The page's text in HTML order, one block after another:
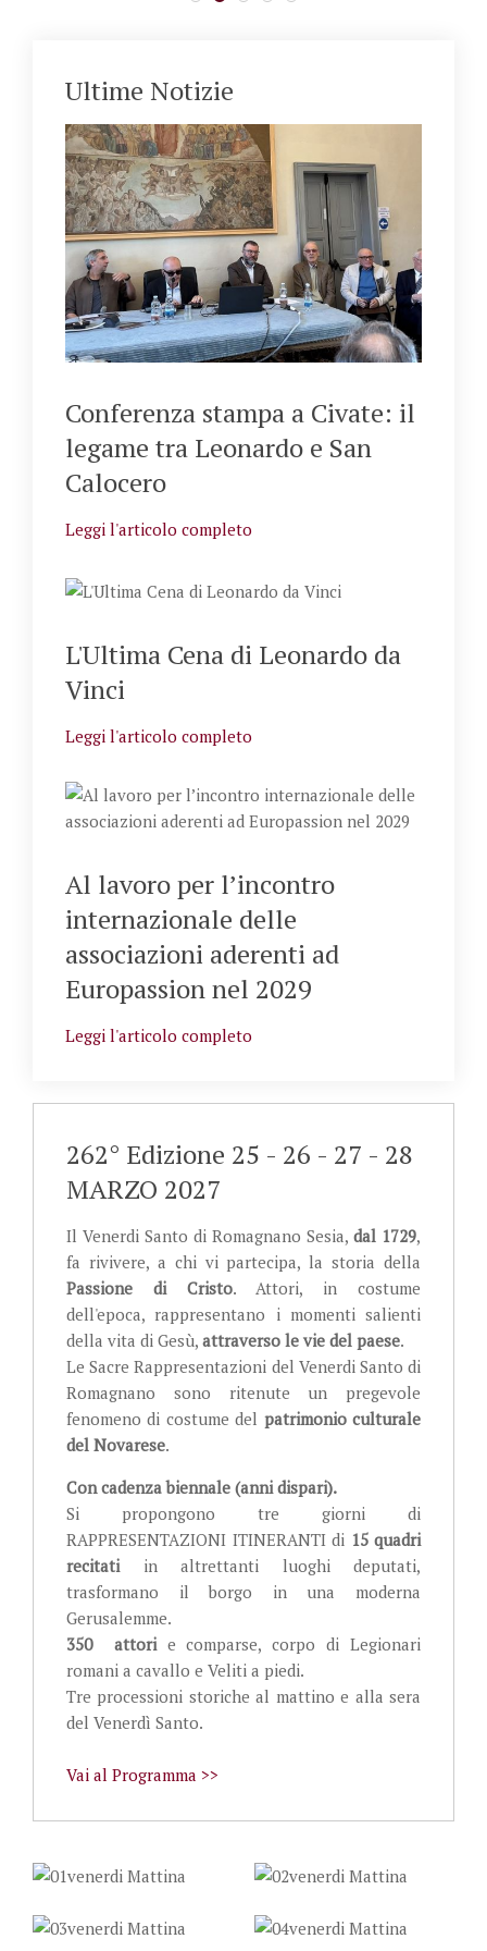
Ultime Notizie
Conferenza stampa a Civate: il
legame tra Leonardo e San
Calocero
Leggi l'articolo completo
L'Ultima Cena di Leonardo da
Vinci
Leggi l'articolo completo
Al lavoro per l’incontro
internazionale delle
associazioni aderenti ad
Europassion nel 2029
Leggi l'articolo completo
262° Edizione 25 - 26 - 27 - 28
MARZO 2027
Il Venerdi Santo di Romagnano Sesia, dal 1729,
fa rivivere, a chi vi partecipa, la storia della
Passione di Cristo. Attori, in costume
dell'epoca, rappresentano i momenti salienti
della vita di Gesù, attraverso le vie del paese.
Le Sacre Rappresentazioni del Venerdi Santo di
Romagnano sono ritenute un pregevole
fenomeno di costume del patrimonio culturale
del Novarese.
Con cadenza biennale (anni dispari).
Si propongono tre giorni di
RAPPRESENTAZIONI ITINERANTI di 15 quadri
recitati in altrettanti luoghi deputati,
trasformano il borgo in una moderna
Gerusalemme.
350 attorie comparse, corpo di Legionari
romani a cavallo e Veliti a piedi.
Tre processioni storiche al mattino e alla sera
del Venerdì Santo.
Vai al Programma >>